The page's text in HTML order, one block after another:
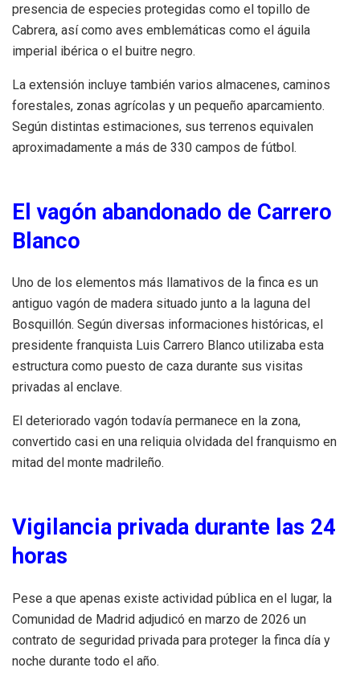
presencia de especies protegidas como el topillo de
Cabrera, así como aves emblemáticas como el águila
imperial ibérica o el buitre negro.
La extensión incluye también varios almacenes, caminos
forestales, zonas agrícolas y un pequeño aparcamiento.
Según distintas estimaciones, sus terrenos equivalen
aproximadamente a más de 330 campos de fútbol.
El vagón abandonado de Carrero
Blanco
Uno de los elementos más llamativos de la finca es un
antiguo vagón de madera situado junto a la laguna del
Bosquillón. Según diversas informaciones históricas, el
presidente franquista Luis Carrero Blanco utilizaba esta
estructura como puesto de caza durante sus visitas
privadas al enclave.
El deteriorado vagón todavía permanece en la zona,
convertido casi en una reliquia olvidada del franquismo en
mitad del monte madrileño.
Vigilancia privada durante las 24
horas
Pese a que apenas existe actividad pública en el lugar, la
Comunidad de Madrid adjudicó en marzo de 2026 un
contrato de seguridad privada para proteger la finca día y
noche durante todo el año.